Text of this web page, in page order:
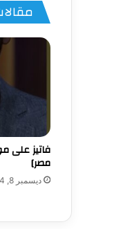
فاتيز على
مصر]
ديسمبر 8, 2024